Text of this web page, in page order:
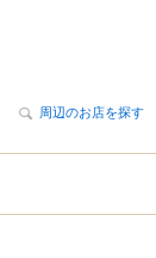
周辺のお店を探す